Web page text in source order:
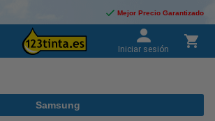
Mejor Precio Garantizado
Iniciar sesión
Samsung